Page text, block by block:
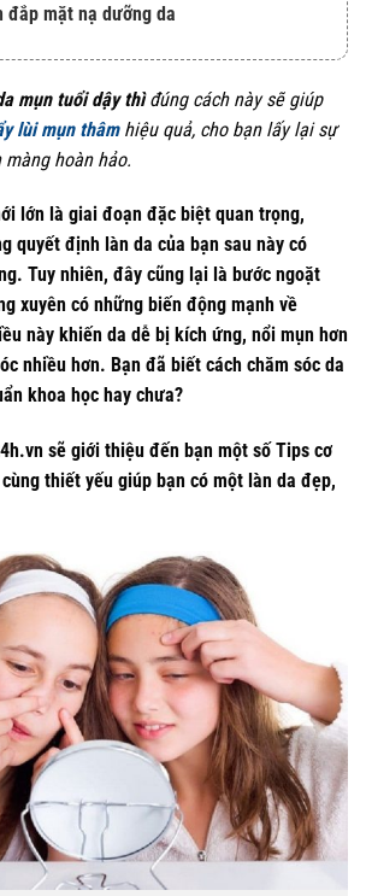
đắp mặt nạ dưỡng da
mụn tuổi dậy thìđúng cách này sẽ giúp
lùi mụn thâmhiệu quả, cho bạn lấy lại sự
hoàn hảo.
lớn là giai đoạn đặc biệt quan trọng,
quyết định làn da của bạn sau này có
Tuy nhiên, đây cũng lại là bước ngoặt
xuyên có những biến động mạnh về
này khiến da dễ bị kích ứng, nổi mụn hơn
nhiều hơn. Bạn đã biết cách chăm sóc da
khoa học hay chưa?
sẽ giới thiệu đến bạn một số Tips cơ
thiết yếu giúp bạn có một làn da đẹp,